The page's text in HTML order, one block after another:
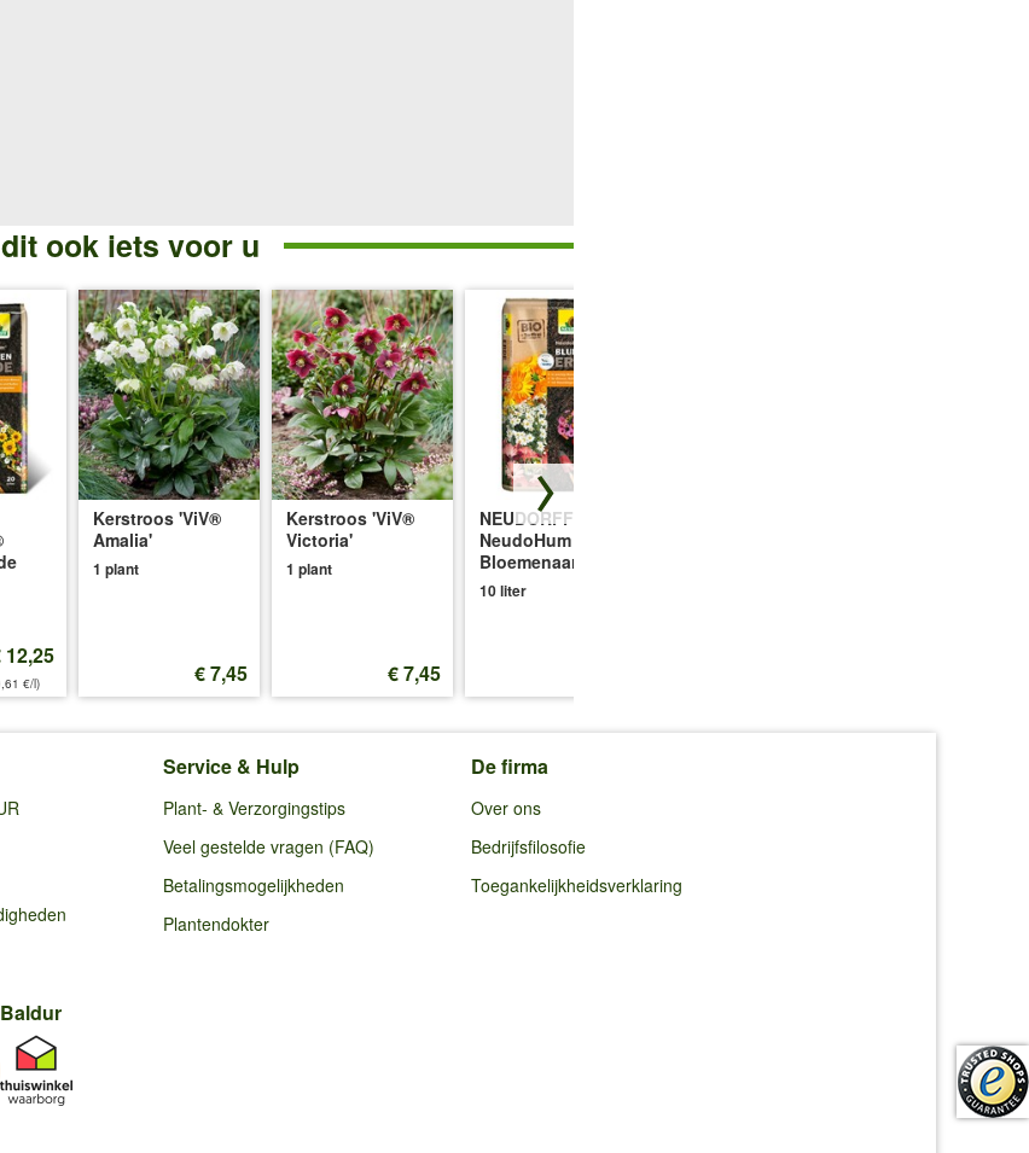
ook iets voor u
12,25
€/l)
Kerstroos 'ViV®
Amalia'
1 plant
€ 7,45
Kerstroos 'ViV®
Victoria'
1 plant
€ 7,45
NEUDORFF®
NeudoHum
Bloemenaarde
10 liter
Service & Hulp
Plant- & Verzorgingstips
Veel gestelde vragen (FAQ)
Betalingsmogelijkheden
Plantendokter
De firma
Over ons
Bedrijfsfilosofie
Toegankelijkheidsverklaring